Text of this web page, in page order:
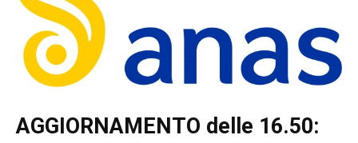
AGGIORNAMENTO delle 16.50: